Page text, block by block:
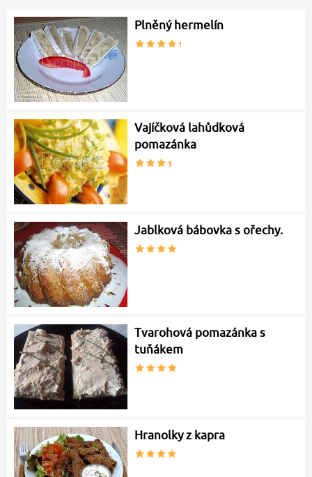
Plněný hermelín
Vajíčková lahůdková
pomazánka
Jablková bábovka s ořechy.
Tvarohová pomazánka s
tuňákem
Hranolky z kapra